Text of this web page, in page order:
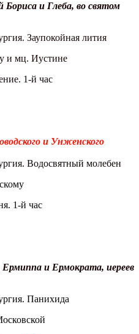
Бориса и Глеба, во святом
Заупокойная лития
и мц. Иустине
1-й час
и Унженского
Водосвятный молебен
1-й час
и Ермократа, иереев
Панихида